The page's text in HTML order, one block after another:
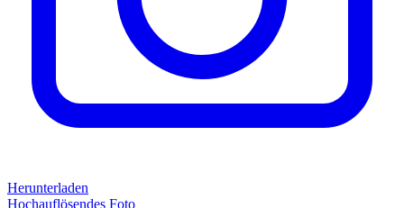
Herunterladen
Hochauflösendes Foto